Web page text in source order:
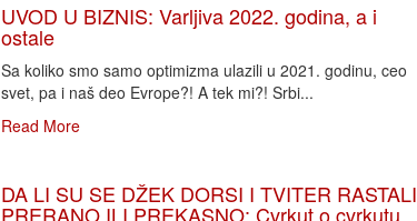
UVOD U BIZNIS: Varljiva 2022. godina, a i
ostale
Sa koliko smo samo optimizma ulazili u 2021. godinu, ceo
svet, pa i naš deo Evrope?! A tek mi?! Srbi...
Read More
DA LI SU SE DŽEK DORSI I TVITER RASTALI
PRERANO ILI PREKASNO: Cvrkut o cvrkutu